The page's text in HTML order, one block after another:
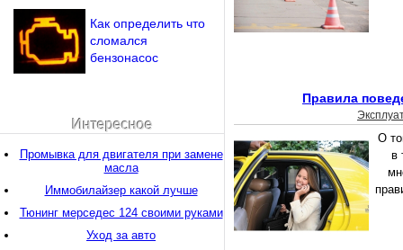
Правила
О
в
Как определить что
сломался
бензонасос
Интересное
Промывка для двигателя при замене
масла
Иммобилайзер какой лучше
Тюнинг мерседес 124 своими руками
Уход за авто